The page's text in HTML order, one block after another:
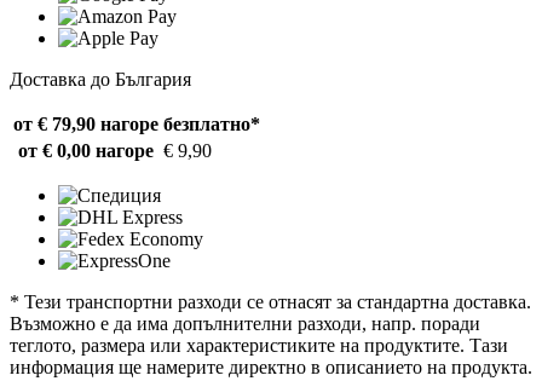
Доставка до България
от € 79,90 нагоре безплатно*
от € 0,00 нагоре € 9,90
* Тези транспортни разходи се отнасят за стандартна доставка.
Възможно е да има допълнителни разходи, напр. поради
теглото, размера или характеристиките на продуктите. Тази
информация ще намерите директно в описанието на продукта.